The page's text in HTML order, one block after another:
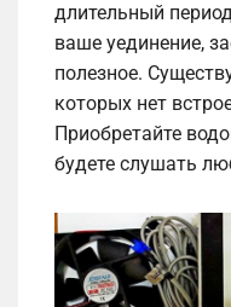
длительный
ваше уединение,
полезное.
которых нет
Приобретайте
будете слушать